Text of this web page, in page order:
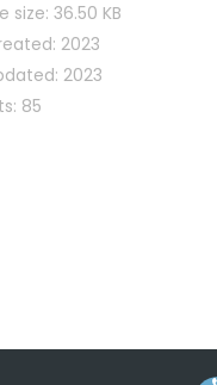
size: 36.50 KB
2023
2023
85